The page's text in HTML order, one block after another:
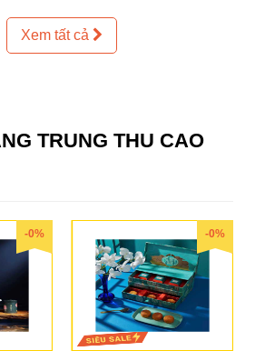
Xem tất cả
TRUNG THU CAO
-0% -0%